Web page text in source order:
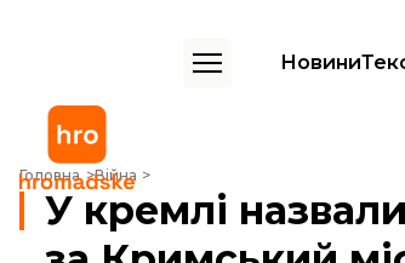
Новини
Головна Війна
У кремлі назвали нічну атаку по Одесі помстою за
У кремлі